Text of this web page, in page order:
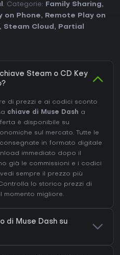
. Categorie: Family Sharing,
on Phone,
Remote Play on
, Steam Cloud ,
Partial
Steam o CD Key
di prezzi e ai codici sconto
chiave di Muse Dash a
è disponibile su
sul mercato. Tutte le
in formato digitale
immediato dopo il
già le commissioni e i codici
sempre il prezzo più
lo storico prezzi di
momento migliore.
di Muse Dash su